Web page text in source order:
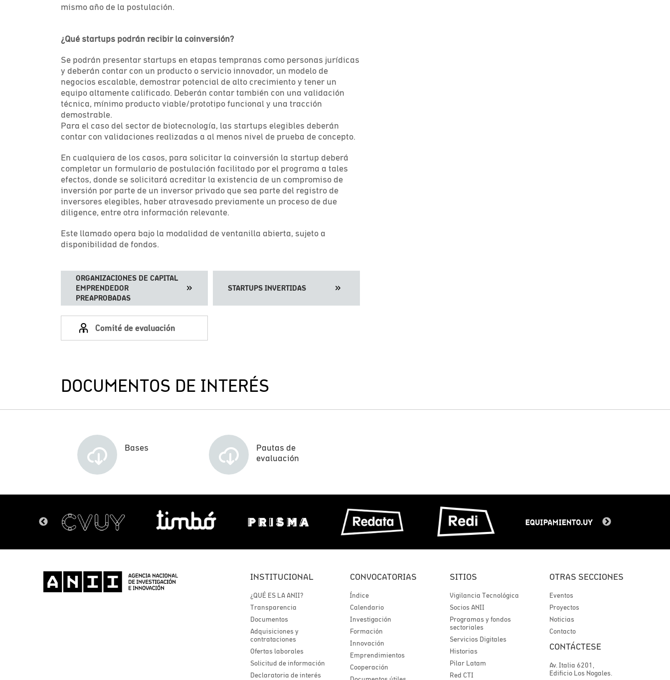
mismo año de la postulación.
¿Qué startups podrán recibir la coinversión?
Se podrán presentar startups en etapas tempranas como personas jurídicas
y deberán contar con un producto o servicio innovador, un modelo de
negocios escalable, demostrar potencial de alto crecimiento y tener un
equipo altamente calificado. Deberán contar también con una validación
técnica, mínimo producto viable/prototipo funcional y una tracción
demostrable.
Para el caso del sector de biotecnología, las startups elegibles deberán
contar con validaciones realizadas a al menos nivel de prueba de concepto.
En cualquiera de los casos, para solicitar la coinversión la startup deberá
completar un formulario de postulación facilitado por el programa a tales
efectos, donde se solicitará acreditar la existencia de un compromiso de
inversión por parte de un inversor privado que sea parte del registro de
inversores elegibles, haber atravesado previamente un proceso de due
diligence, entre otra información relevante.
Este llamado opera bajo la modalidad de ventanilla abierta, sujeto a
disponibilidad de fondos.
ORGANIZACIONES DE CAPITAL
EMPRENDEDOR
PREAPROBADAS
STARTUPS INVERTIDAS
Comité de evaluación
DOCUMENTOS DE INTERÉS
Bases
Pautas de
evaluación
INSTITUCIONAL
¿QUÉ ES LA ANII?
Transparencia
Documentos
Adquisiciones y
contrataciones
Ofertas laborales
Solicitud de información
Declaratoria de interés
CONVOCATORIAS
Índice
Calendario
Investigación
Formación
Innovación
Emprendimientos
Cooperación
SITIOS
Vigilancia Tecnológica
Socios ANII
Programas y fondos
sectoriales
Servicios Digitales
Historias
Pilar Latam
Red CTI
OTRAS SECCIONES
Eventos
Proyectos
Noticias
Contacto
CONTÁCTESE
Av. Italia 6201,
Edificio Los Nogales.